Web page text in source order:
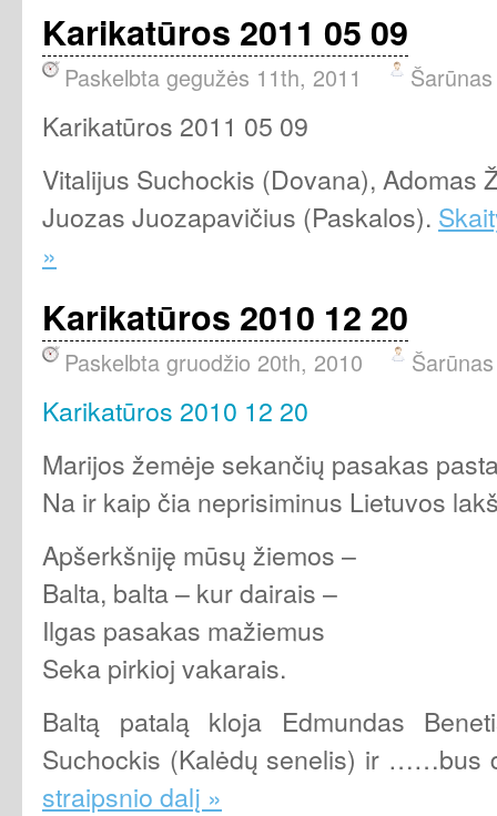
Karikatūros 2011 05 09
Paskelbta gegužės 11th, 2011 Šarūnas
Karikatūros 2011 05 09
Vitalijus Suchockis (Dovana), Adomas
Juozas Juozapavičius (Paskalos).
»
Karikatūros 2010 12 20
Paskelbta gruodžio 20th, 2010 Šarūnas
Karikatūros 2010 12 20
Marijos žemėje sekančių pasakas
Na ir kaip čia neprisiminus Lietuvos
Apšerkšniję mūsų žiemos –
Balta, balta – kur dairais –
Ilgas pasakas mažiemus
Seka pirkioj vakarais.
Baltą patalą kloja Edmundas
Suchockis (Kalėdų senelis) ir
straipsnio dalį »